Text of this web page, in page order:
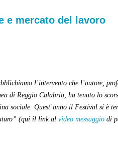
e mercato del lavoro
l’intervento che l’autore,
di Reggio Calabria, ha tenuto lo
sociale. Quest’anno il Festival si è
(qui il link al video messaggio di